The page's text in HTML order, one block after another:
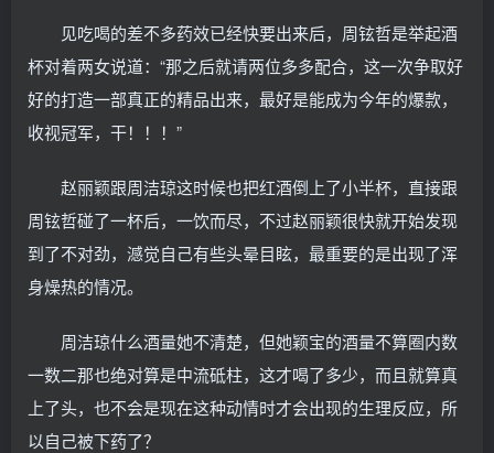
见吃喝的差不多药效已经快要出来后，周铉哲是举起酒
杯对着两女说道：“那之后就请两位多多配合，这一次争取好
好的打造一部真正的精品出来，最好是能成为今年的爆款，
收视冠军，干！！！”
赵丽颖跟周洁琼这时候也把红酒倒上了小半杯，直接跟
周铉哲碰了一杯后，一饮而尽，不过赵丽颖很快就开始发现
到了不对劲，澸觉自己有些头晕目眩，最重要的是出现了浑
身燥热的情况。
周洁琼什么酒量她不清楚，但她颖宝的酒量不算圈内数
一数二那也绝对算是中流砥柱，这才喝了多少，而且就算真
上了头，也不会是现在这种动情时才会出现的生理反应，所
以自己被下药了？